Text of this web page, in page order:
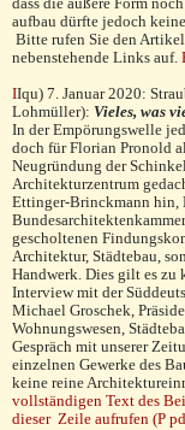
auf­bau dürfte jedoch
Bitte rufen Sie den
nebenstehende Links auf.
IIqu) 7. Januar 2020:
Lohmüller): Vieles, was
In der Empörungswelle
doch für Florian Pronold
Neugründung der
Architekturzentrum
Ettinger-Brinck­mann hin,
gescholtenen
Architektur, Städtebau,
Handwerk. Dies gilt es zu
Interview mit der
Michael Groschek,
Woh­nungswesen,
Gespräch mit unserer
einzelnen Gewerke des
kei­ne reine
vollständigen Text des
dieser Zeile aufrufen (P